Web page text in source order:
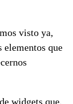
visto ya,
elementos que
widgets que,